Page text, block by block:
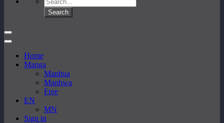
Home
Manga
Manhua
Manhwa
Free
EN
MN
Sign in